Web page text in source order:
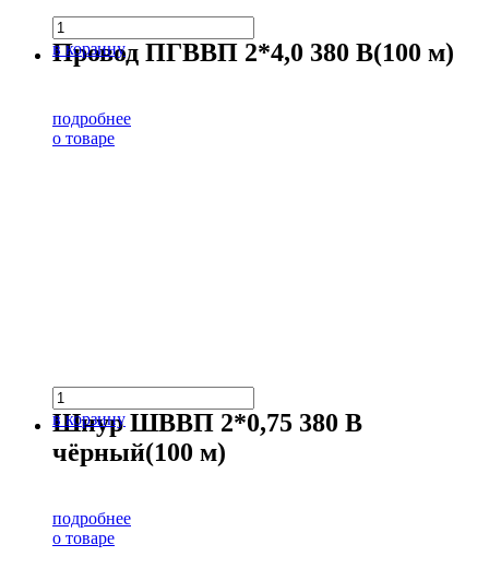
в корзину
Провод ПГВВП 2*4,0 380 В(100 м)
подробнее
о товаре
в корзину
Шнур ШВВП 2*0,75 380 В
чёрный(100 м)
подробнее
о товаре